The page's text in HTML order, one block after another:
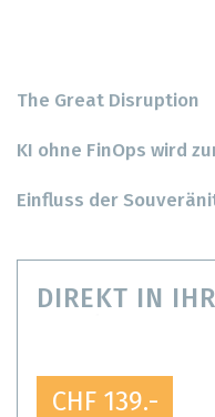
The Great Disruption
KI ohne FinOps wird
Einfluss der
DIREKT IN
CHF 139.-